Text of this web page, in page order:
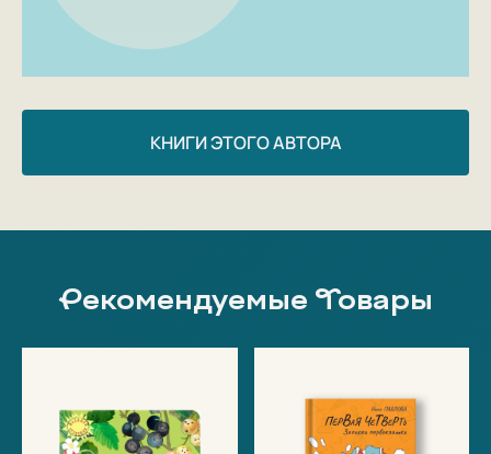
КНИГИ ЭТОГО АВТОРА
Рекомендуемые Товары